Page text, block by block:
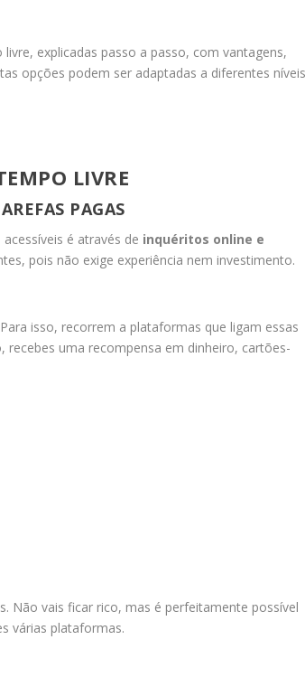
explicadas passo a passo, com vantagens,
opções podem ser adaptadas a diferentes
LIVRE
PAGAS
é através de inquéritos online e
pois não exige experiência nem investimento.
isso, recorrem a plataformas que ligam essas
uma recompensa em dinheiro, cartões-
Não vais ficar rico, mas é perfeitamente possível
várias plataformas.